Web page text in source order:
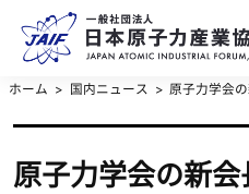
ホーム 国内ニュース 原子力学会
原子力学会の新